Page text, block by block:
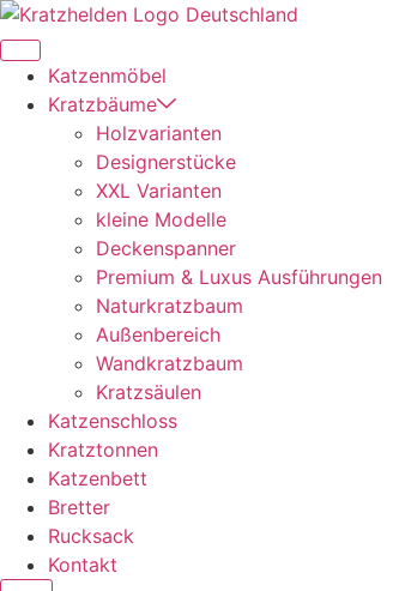
Zum
Inhalt
springenKatzenmöbel
Kratzbäume
Holzvarianten
Designerstücke
XXL Varianten
kleine Modelle
Deckenspanner
Premium & Luxus Ausführungen
Naturkratzbaum
Außenbereich
Wandkratzbaum
Kratzsäulen
Katzenschloss
Kratztonnen
Katzenbett
Bretter
Rucksack
Kontakt